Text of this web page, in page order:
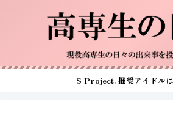
S Project. 推奨アイドル